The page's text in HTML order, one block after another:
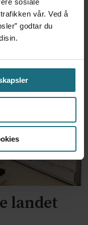
sosiale
vår. Ved å
godtar du
i 18 år – får
landet